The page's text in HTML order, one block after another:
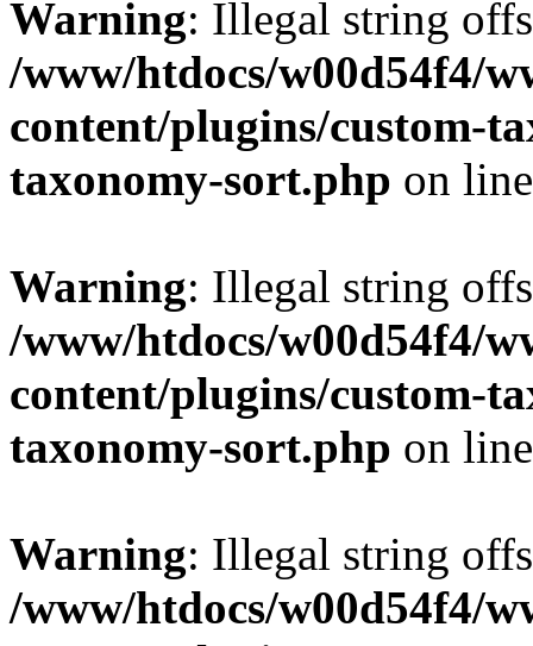
Warning: Illegal string
/www/htdocs/w00d54f4/
content/plugins/custom-
taxonomy-sort.php on
Warning: Illegal string
/www/htdocs/w00d54f4/
content/plugins/custom-
taxonomy-sort.php on
Warning: Illegal string
/www/htdocs/w00d54f4/